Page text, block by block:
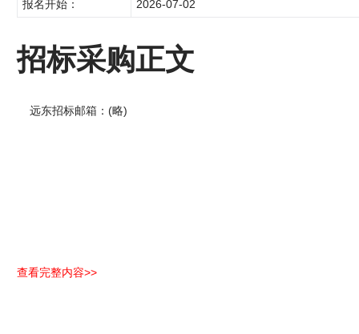
报名开始：
2026-07-02
招标采购正文
远东招标邮箱：(略)
查看完整内容>>